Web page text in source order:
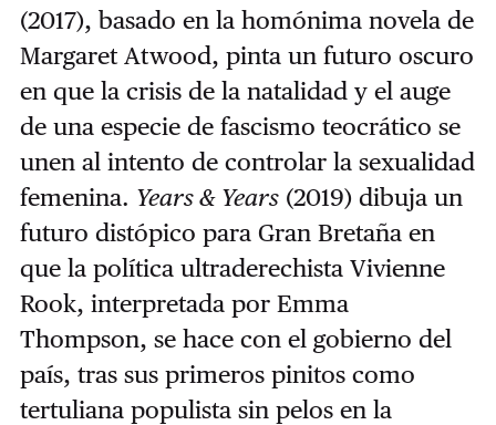
(2017), basado en la homónima novela de
Margaret Atwood, pinta un futuro oscuro
en que la crisis de la natalidad y el auge
de una especie de fascismo teocrático se
unen al intento de controlar la sexualidad
femenina. Years & Years(2019) dibuja un
futuro distópico para Gran Bretaña en
que la política ultraderechista Vivienne
Rook, interpretada por Emma
Thompson, se hace con el gobierno del
país, tras sus primeros pinitos como
tertuliana populista sin pelos en la